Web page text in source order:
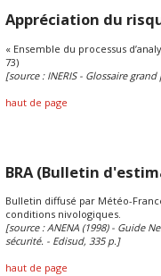
Appréciation du
« Ensemble du processus
73)
[source : INERIS - Glossaire
haut de page
BRA (Bulletin
Bulletin diffusé par Météo-
conditions nivologiques.
[source : ANENA (1998) - Guide
sécurité. - Edisud, 335 p.]
haut de page